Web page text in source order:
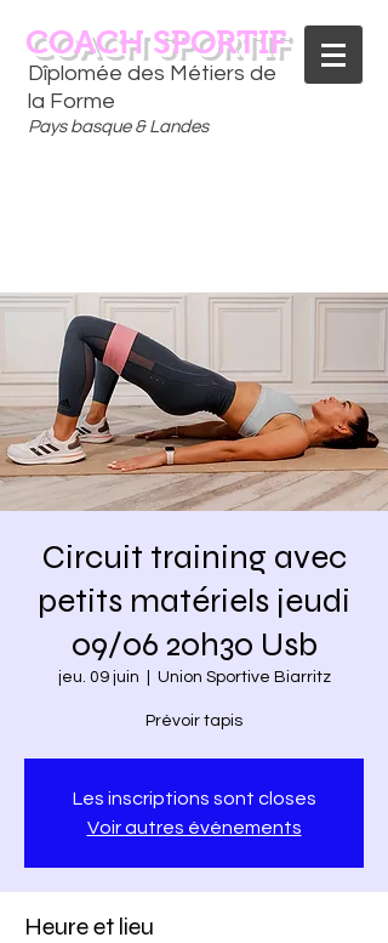
Dîplomée des Métiers de
la Forme
Pays basque & Landes
COACH SPORTIF
Circuit training avec
petits matériels jeudi
09/06 20h30 Usb
jeu. 09 juin Union Sportive Biarritz
Prévoir tapis
Les inscriptions sont closes
Voir autres événements
Heure et lieu